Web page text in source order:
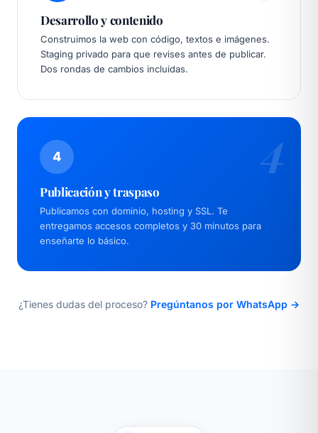
Desarrollo y contenido
Construimos la web con código, textos e imágenes.
Staging privado para que revises antes de publicar.
Dos rondas de cambios incluidas.
4
4
Publicación y traspaso
Publicamos con dominio, hosting y SSL. Te
entregamos accesos completos y 30 minutos para
enseñarte lo básico.
¿Tienes dudas del proceso? Pregúntanos por WhatsApp →